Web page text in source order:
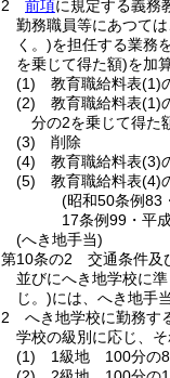
2
前項に規定する義務
勤務職員等にあつて
く。)を担任する業務
を乗じて得た額)を加
(1)
教育職給料表(1)
(2)
教育職給料表(1)
分の2を乗じて得た
(3)
削除
(4)
教育職給料表(3)
(5)
教育職給料表(4)
(昭和50条例83
17条例99・平
(へき地手当)
第10条の2
交通条件及
並びにへき地学校に
じ。)には、へき地手
2
へき地学校に勤務す
学校の級別に応じ、
(1)
1級地 100分の8